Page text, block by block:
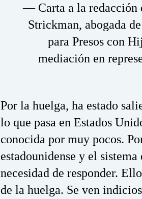
— Carta a la
Strickman, abogada
para Presos con
mediación en
Por la huelga, ha estado
lo que pasa en Estados
conocida por muy pocos.
estadounidense y el
necesidad de responder.
de la huelga. Se ven